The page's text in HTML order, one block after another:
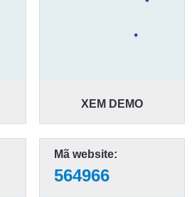
XEM DEMO
Mã website:
564966